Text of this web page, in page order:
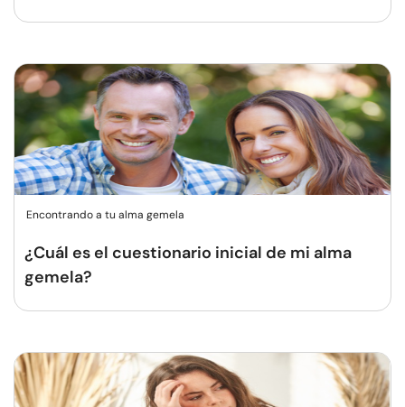
Encontrando a tu alma gemela
¿Cuál es el cuestionario inicial de mi alma
gemela?